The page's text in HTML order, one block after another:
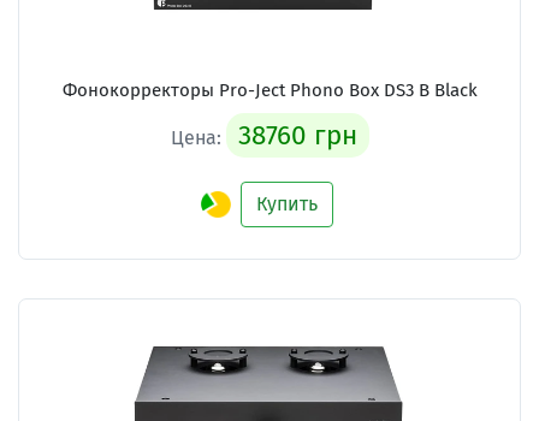
Фонокорректоры Pro-Ject Phono Box DS3 B Black
Цена: 38760 грн
Купить